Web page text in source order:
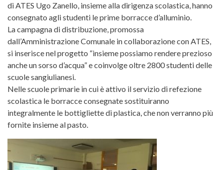
di ATES Ugo Zanello, insieme alla dirigenza scolastica, hanno
consegnato agli studenti le prime borracce d’alluminio.
La campagna di distribuzione, promossa
dall’Amministrazione Comunale in collaborazione con ATES,
si inserisce nel progetto “insieme possiamo rendere prezioso
anche un sorso d’acqua” e coinvolge oltre 2800 studenti delle
scuole sangiulianesi.
Nelle scuole primarie in cui è attivo il servizio di refezione
scolastica le borracce consegnate sostituiranno
integralmente le bottigliette di plastica, che non verranno più
fornite insieme al pasto.